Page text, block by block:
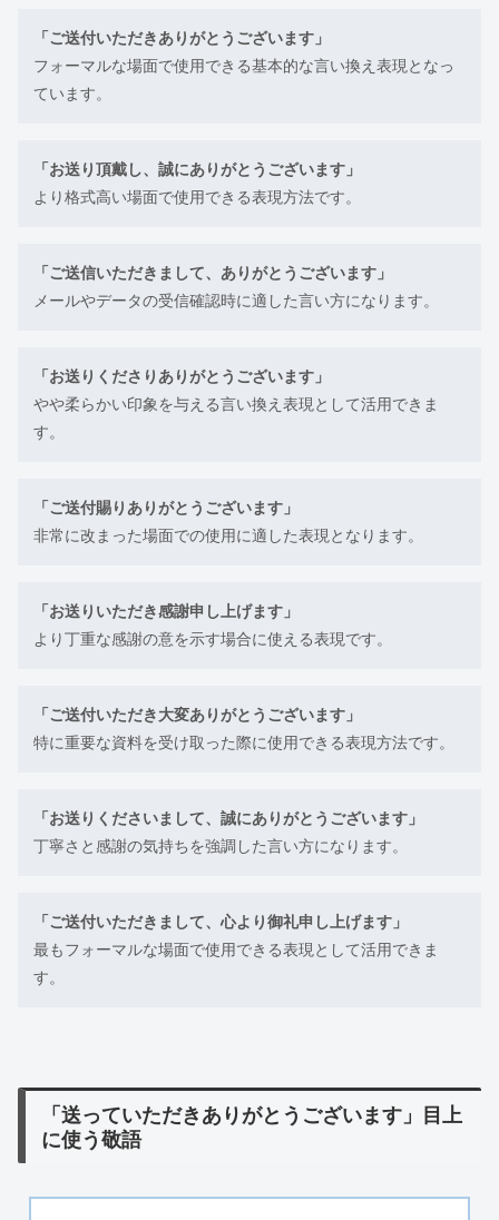
「ご送付いただきありがとうございます」
フォーマルな場面で使用できる基本的な言い換え表現となっ
ています。
「お送り頂戴し、誠にありがとうございます」
より格式高い場面で使用できる表現方法です。
「ご送信いただきまして、ありがとうございます」
メールやデータの受信確認時に適した言い方になります。
「お送りくださりありがとうございます」
やや柔らかい印象を与える言い換え表現として活用できま
す。
「ご送付賜りありがとうございます」
非常に改まった場面での使用に適した表現となります。
「お送りいただき感謝申し上げます」
より丁重な感謝の意を示す場合に使える表現です。
「ご送付いただき大変ありがとうございます」
特に重要な資料を受け取った際に使用できる表現方法です。
「お送りくださいまして、誠にありがとうございます」
丁寧さと感謝の気持ちを強調した言い方になります。
「ご送付いただきまして、心より御礼申し上げます」
最もフォーマルな場面で使用できる表現として活用できま
す。
「送っていただきありがとうございます」目上
に使う敬語